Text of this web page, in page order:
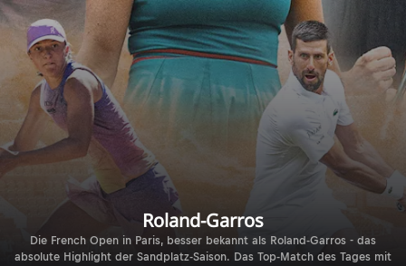
Roland-Garros
Die French Open in Paris, besser bekannt als Roland-Garros - das
absolute Highlight der Sandplatz-Saison. Das Top-Match des Tages mit